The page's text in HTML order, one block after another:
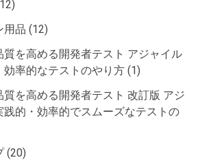
用品 (12)
質を高める開発者テスト アジャイル
効率的なテストのやり方 (1)
質を高める開発者テスト 改訂版 アジ
践的・効率的でスムーズなテストの
(20)